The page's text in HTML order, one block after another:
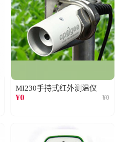
MI230手持式红外测温仪
¥0 ¥0